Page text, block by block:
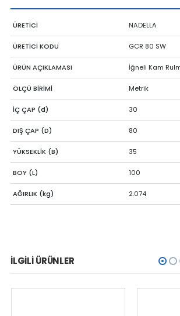
ÜRETİCİ NADELLA
ÜRETİCİ KODU GCR 80 SW
ÜRÜN AÇIKLAMASI İğneli Kam
ÖLÇÜ BİRİMİ Metrik
İÇ ÇAP (d) 30
DIŞ ÇAP (D) 80
YÜKSEKLİK (B) 35
BOY (L) 100
AĞIRLIK (kg) 2.074
İLGILI ÜRÜNLER